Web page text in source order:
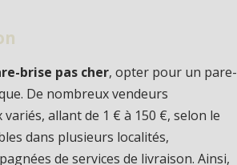
brise pas cher, opter pour un pare-
De nombreux vendeurs
allant de 1 € à 150 €, selon le
dans plusieurs localités,
de services de livraison. Ainsi,